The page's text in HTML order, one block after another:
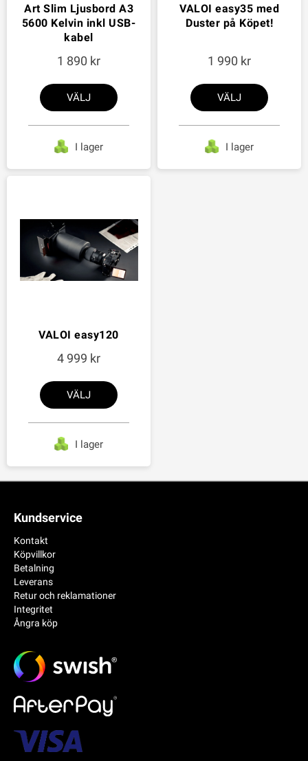
Art Slim Ljusbord A3
5600 Kelvin inkl USB-
kabel
1 890
VÄLJ
I lager
VALOI easy35 med
Duster på Köpet!
1 990
VÄLJ
I lager
VALOI easy120
4 999
VÄLJ
I lager
Kundservice
Kontakt
Köpvillkor
Betalning
Leverans
Retur och reklamationer
Integritet
Ångra köp